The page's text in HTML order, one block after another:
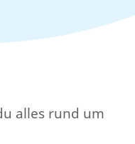
alles rund um